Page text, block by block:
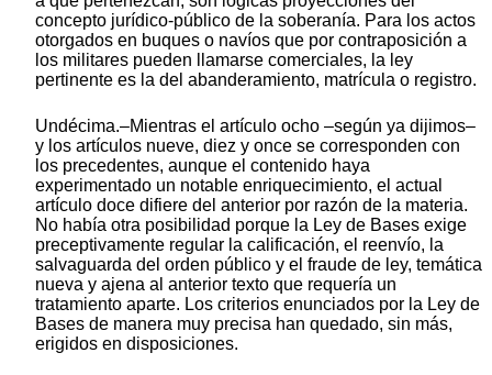
concepto jurídico-público de la soberanía. Para los actos
otorgados en buques o navíos que por contraposición a
los militares pueden llamarse comerciales, la ley
pertinente es la del abanderamiento, matrícula o registro.
Undécima.–Mientras el artículo ocho –según ya dijimos–
y los artículos nueve, diez y once se corresponden con
los precedentes, aunque el contenido haya
experimentado un notable enriquecimiento, el actual
artículo doce difiere del anterior por razón de la materia.
No había otra posibilidad porque la Ley de Bases exige
preceptivamente regular la calificación, el reenvío, la
salvaguarda del orden público y el fraude de ley, temática
nueva y ajena al anterior texto que requería un
tratamiento aparte. Los criterios enunciados por la Ley de
Bases de manera muy precisa han quedado, sin más,
erigidos en disposiciones.